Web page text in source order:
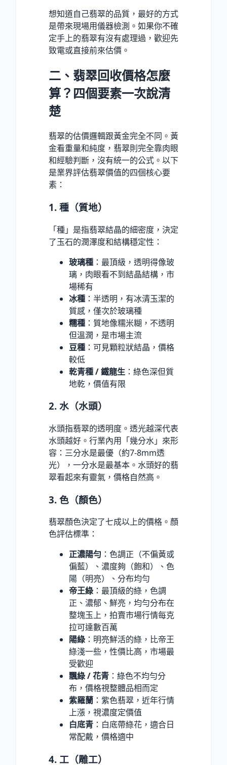
想知道自己翡翠的品質，最好的方式
是帶來現場用儀器檢測。如果你不確
定手上的翡翠有沒有處理過，歡迎先
致電或直接前來估價。
二、翡翠回收價格怎麼
算？四個要素一次說清
楚
翡翠的估價邏輯跟黃金完全不同。黃
金看重量和純度，翡翠則完全靠肉眼
和經驗判斷，沒有統一的公式。以下
是業界評估翡翠價值的四個核心要
素：
1. 種（質地）
「種」是指翡翠結晶的細密度，決定
了玉石的潤澤度和結構穩定性：
玻璃種 ：最頂級，透明得像玻
璃，肉眼看不到結晶結構，市
場稀有
冰種 ：半透明，有冰清玉潔的
質感，僅次於玻璃種
糯種 ：質地像糯米糊，不透明
但溫潤，是市場主流
豆種 ：可見顆粒狀結晶，價格
較低
乾青種 / 鐵龍生 ：綠色深但質
地乾，價值有限
2. 水（水頭）
水頭指翡翠的透明度。透光越深代表
水頭越好。行業內用「幾分水」來形
容：三分水是最優（約7-8mm透
光），一分水是最基本。水頭好的翡
翠看起來有靈氣，價格自然高。
3. 色（顏色）
翡翠顏色決定了七成以上的價格。顏
色評估標準：
正濃陽勻 ：色調正（不偏黃或
偏藍）、濃度夠（飽和）、色
陽（明亮）、分布均勻
帝王綠 ：最頂級的綠，色調
正、濃郁、鮮亮，均勻分布在
整塊玉上，拍賣市場行情每克
拉可達數百萬
陽綠 ：明亮鮮活的綠，比帝王
綠淺一些，性價比高，市場最
受歡迎
飄綠 / 花青 ：綠色不均勻分
布，價格視整體品相而定
紫羅蘭 ：紫色翡翠，近年行情
上漲，視濃度定價值
白底青 ：白底帶綠花，適合日
常配戴，價格適中
4. 工（雕工）